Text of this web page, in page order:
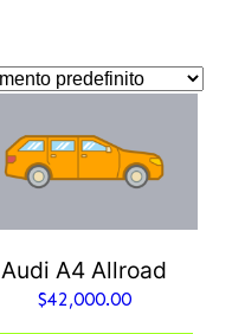
Audi A4 Allroad
$42,000.00